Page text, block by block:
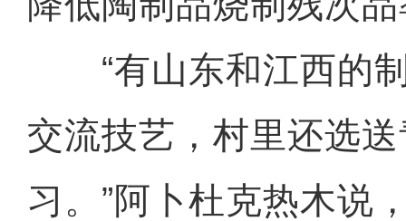
“有山东和江西的制
交流技艺，村里还选
习。”阿卜杜克热木说